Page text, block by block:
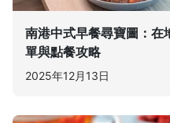
南港中式早餐尋寶圖：在
單與點餐攻略
2025年12月13日